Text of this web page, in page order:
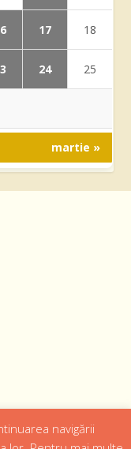
17 18
24 25
martie »
navigării